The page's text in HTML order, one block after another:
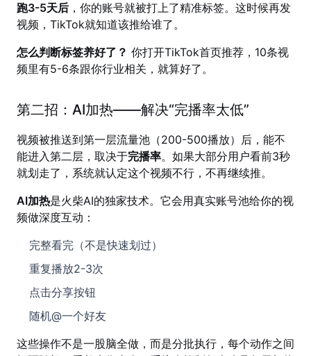
跑3-5天后 ，你的账号就被打上了精准标签。这时候再发
视频，TikTok就知道该推给谁了。
怎么判断标签养好了？ 你打开TikTok首页推荐，10条视
频里有5-6条跟你行业相关，就算好了。
第二招：AI加热——解决“完播率太低”
视频被推送到第一层流量池（200-500播放）后，能不
能进入第二层，取决于完播率。如果大部分用户看前3秒
就划走了，系统就认定这个视频不行，不再继续推。
AI加热是火柴AI的独家技术。它会用真实账号池给你的视
频做深度互动：
完整看完（不是快速划过）
重复播放2-3次
点击分享按钮
随机@一个好友
这些操作不是一股脑全做，而是分批执行，每个动作之间